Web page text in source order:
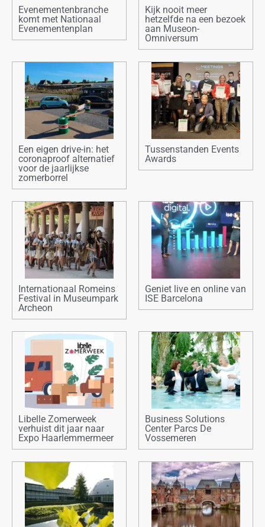
Evenementenbranche
komt met Nationaal
Evenementenplan
Kijk nooit meer
hetzelfde na een bezoek
aan Museon-
Omniversum
Een eigen drive-in: het
coronaproof alternatief
voor de jaarlijkse
zomerborrel
Tussenstanden Events
Awards
Internationaal Romeins
Festival in Museumpark
Archeon
Geniet live en online van
ISE Barcelona
Libelle Zomerweek
verhuist dit jaar naar
Expo Haarlemmermeer
Business Solutions
Center Parcs De
Vossemeren